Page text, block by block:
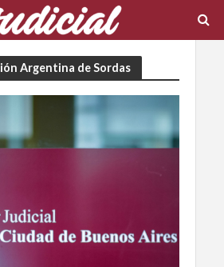
Argentina de Sordas